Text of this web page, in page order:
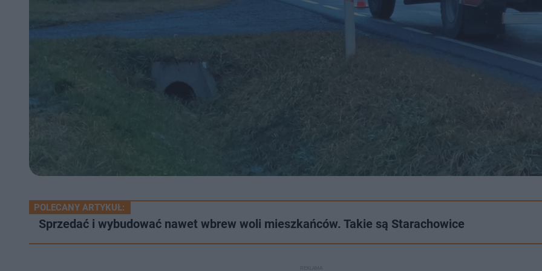
POLECANY ARTYKUŁ:
Sprzedać i wybudować nawet wbrew woli mieszkańców. Takie są Starachowice